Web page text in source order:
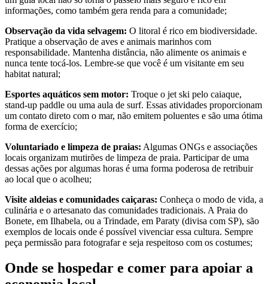
informações, como também gera renda para a comunidade;
Observação da vida selvagem: O litoral é rico em biodiversidade.
Pratique a observação de aves e animais marinhos com
responsabilidade. Mantenha distância, não alimente os animais e
nunca tente tocá-los. Lembre-se que você é um visitante em seu
habitat natural;
Esportes aquáticos sem motor: Troque o jet ski pelo caiaque,
stand-up paddle ou uma aula de surf. Essas atividades proporcionam
um contato direto com o mar, não emitem poluentes e são uma ótima
forma de exercício;
Voluntariado e limpeza de praias: Algumas ONGs e associações
locais organizam mutirões de limpeza de praia. Participar de uma
dessas ações por algumas horas é uma forma poderosa de retribuir
ao local que o acolheu;
Visite aldeias e comunidades caiçaras: Conheça o modo de vida, a
culinária e o artesanato das comunidades tradicionais. A Praia do
Bonete, em Ilhabela, ou a Trindade, em Paraty (divisa com SP), são
exemplos de locais onde é possível vivenciar essa cultura. Sempre
peça permissão para fotografar e seja respeitoso com os costumes;
Onde se hospedar e comer para apoiar a